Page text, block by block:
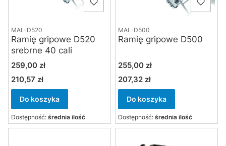
MAL-D520
Ramię gripowe D520
srebrne 40 cali
Cena
259,00 zł
Cena
210,57 zł
Do koszyka
Dostępność: średnia ilość
MAL-D500
Ramię gripowe D500
Cena
255,00 zł
Cena
207,32 zł
Do koszyka
Dostępność: średnia ilość